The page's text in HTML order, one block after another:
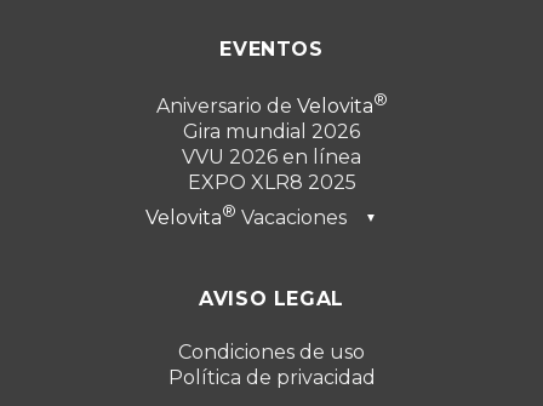
EVENTOS
Aniversario de Velovita
Gira mundial 2026
VVU 2026 en línea
EXPO XLR8 2025
Velovita
Vacaciones ▼
Turquía 2025
Punta Cana 2024
Cancún 2023
AVISO LEGAL
Condiciones de uso
Política de privacidad